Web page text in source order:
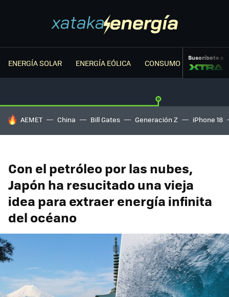
ENERGÍA SOLAR ENERGÍA EÓLICA CONSUMO ENERGÉTICO
Suscríbete a
HOY SE HABLA DE
AEMET China Bill Gates Generación Z iPhone 18
Con el petróleo por las nubes,
Japón ha resucitado una vieja
idea para extraer energía infinita
del océano